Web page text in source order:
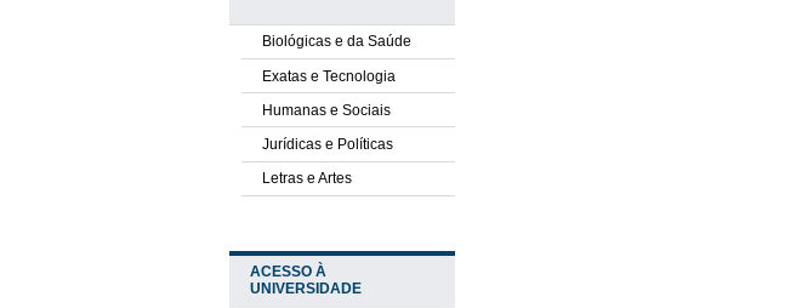
Biológicas e da Saúde
Exatas e Tecnologia
Humanas e Sociais
Jurídicas e Políticas
Letras e Artes
ACESSO À
UNIVERSIDADE